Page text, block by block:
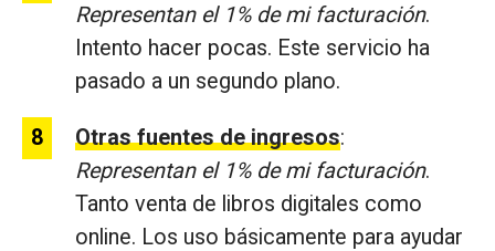
Representan el 1% de mi facturación.
Intento hacer pocas. Este servicio ha
pasado a un segundo plano.
Otras fuentes de ingresos:
Representan el 1% de mi facturación.
Tanto venta de libros digitales como
online. Los uso básicamente para ayudar